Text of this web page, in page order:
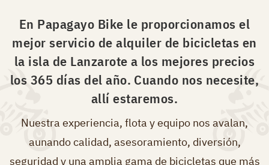
En Papagayo Bike le proporcionamos el
mejor servicio de alquiler de bicicletas en
la isla de Lanzarote a los mejores precios
los 365 días del año. Cuando nos necesite,
allí estaremos.
Nuestra experiencia, flota y equipo nos avalan,
aunando calidad, asesoramiento, diversión,
seguridad y una amplia gama de bicicletas que más